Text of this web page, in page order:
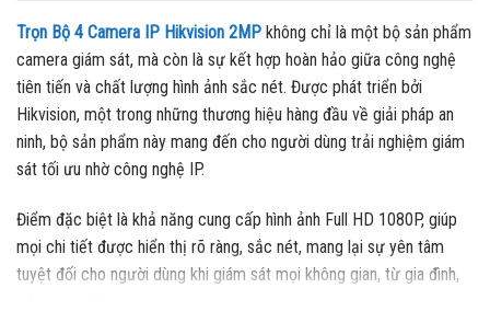
Trọn Bộ 4 Camera IP Hikvision 2MP không chỉ là một bộ sản phẩm
camera giám sát, mà còn là sự kết hợp hoàn hảo giữa công nghệ
tiên tiến và chất lượng hình ảnh sắc nét. Được phát triển bởi
Hikvision, một trong những thương hiệu hàng đầu về giải pháp an
ninh, bộ sản phẩm này mang đến cho người dùng trải nghiệm giám
sát tối ưu nhờ công nghệ IP.
Điểm đặc biệt là khả năng cung cấp hình ảnh Full HD 1080P, giúp
mọi chi tiết được hiển thị rõ ràng, sắc nét, mang lại sự yên tâm
tuyệt đối cho người dùng khi giám sát mọi không gian, từ gia đình,